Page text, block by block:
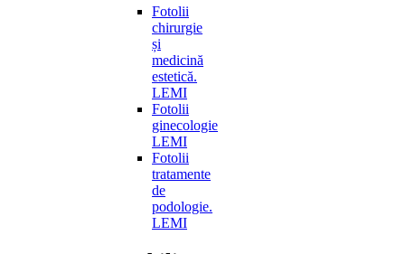
Fotolii
chirurgie
și
medicină
estetică.
LEMI
Fotolii
ginecologie
LEMI
Fotolii
tratamente
de
podologie.
LEMI